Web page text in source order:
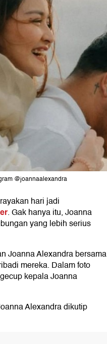
@joannaalexandra
hari jadi
. Gak hanya itu, Joanna
yang lebih serius
Joanna Alexandra bersama
mereka. Dalam foto
kepala Joanna
Alexandra dikutip